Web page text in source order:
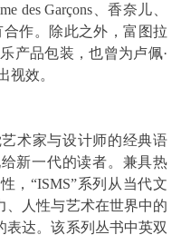
des Garçons、香奈儿、
作。除此之外，富图拉
产品包装，也曾为卢佩·
视效。
术家与设计师的经典语
新一代的读者。兼具热
，“ISMS”系列从当代文
、人性与艺术在世界中的
表达。该系列丛书中英双